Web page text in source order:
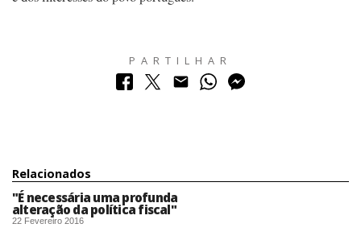
PARTILHAR
Relacionados
"É necessária uma profunda
alteração da política fiscal"
22 Fevereiro 2016